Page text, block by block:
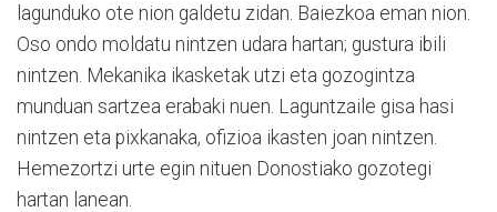
lagunduko ote nion galdetu zidan. Baiezkoa eman nion.
Oso ondo moldatu nintzen udara hartan; gustura ibili
nintzen. Mekanika ikasketak utzi eta gozogintza
munduan sartzea erabaki nuen. Laguntzaile gisa hasi
nintzen eta pixkanaka, ofizioa ikasten joan nintzen.
Hemezortzi urte egin nituen Donostiako gozotegi
hartan lanean.